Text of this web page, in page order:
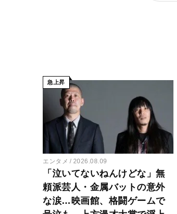
急上昇
エンタメ 2026.08.09
「泣いてないねんけどな」無
頼派芸人・金属バットの意外
な涙…映画館、格闘ゲームで